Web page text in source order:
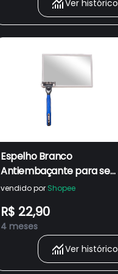
Ver histórico
Espelho Branco
Antiembaçante para se
Barbear no Banho / Box
Barbeador - Dupla Face
vendido por Shopee
R$ 22,90
4 meses
Ver histórico